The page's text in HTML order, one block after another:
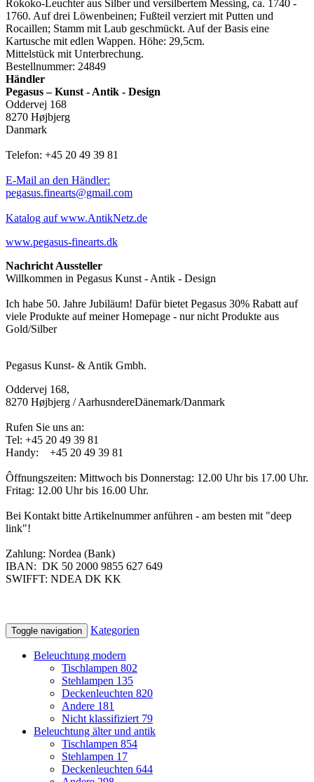
Rokoko-Leuchter aus Silber und versilbertem Messing, ca. 1740 -
1760. Auf drei Löwenbeinen; Fußteil verziert mit Putten und
Rocaillen; Stamm mit Laub geschmückt. Auf der Basis eine
Kartusche mit edlen Wappen. Höhe: 29,5cm.
Mittelstück mit Unterbrechung.
Bestellnummer: 24849
Händler
Pegasus – Kunst - Antik - Design
Oddervej 168
8270 Højbjerg
Danmark
Telefon: +45 20 49 39 81
E-Mail an den Händler:
pegasus.finearts@gmail.com
Katalog auf www.AntikNetz.de
www.pegasus-finearts.dk
Nachricht Aussteller
Willkommen in Pegasus Kunst - Antik - Design
Ich habe 50. Jahre Jubiläum! Dafür bietet Pegasus 30% Rabatt auf
viele Produkte auf meiner Homepage - nur nicht Produkte aus
Gold/Silber
Pegasus Kunst- & Antik Gmbh.
Oddervej 168,
8270 Højbjerg / AarhusndereDänemark/Danmark
Rufen Sie uns an:
Tel: +45 20 49 39 81
Handy: +45 20 49 39 81
Ôffnungszeiten: Mittwoch bis Donnerstag: 12.00 Uhr bis 17.00 Uhr.
Fritag: 12.00 Uhr bis 16.00 Uhr.
Bei Kontakt bitte Artikelnummer anführen - am besten mit "deep
link"!
Zahlung: Nordea (Bank)
IBAN: DK 50 2000 9855 627 649
SWIFFT: NDEA DK KK
Toggle navigation Kategorien
Beleuchtung modern
Tischlampen 802
Stehlampen 135
Deckenleuchten 820
Andere 181
Nicht klassifiziert 79
Beleuchtung älter und antik
Tischlampen 854
Stehlampen 17
Deckenleuchten 644